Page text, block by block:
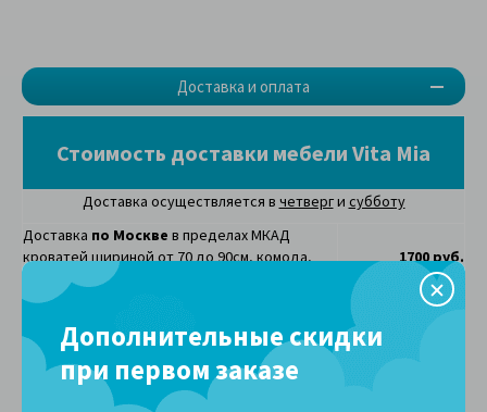
Доставка и оплата
Стоимость доставки мебели Vita Mia
Доставка осуществляется в четверги субботу
Доставка по Москве в пределах МКАД
кроватей шириной от 70 до 90см, комода,
тумбы прикроватной
1700 руб.
кроватей шириной от 120 до 200см
1700 руб.
Доставкапо Москвев пределах МКАД
кроватей двухъярусных
Дополнительные скидки
при первом заказе